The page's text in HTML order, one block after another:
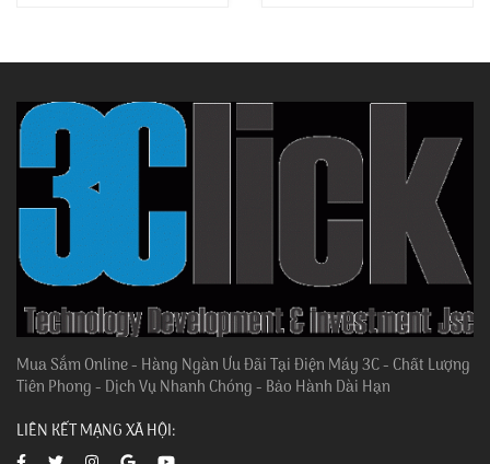
Mua Sắm Online - Hàng Ngàn Ưu Đãi Tại Điện Máy 3C - Chất Lượng
Tiên Phong - Dịch Vụ Nhanh Chóng - Bảo Hành Dài Hạn
LIÊN KẾT MẠNG XÃ HỘI: